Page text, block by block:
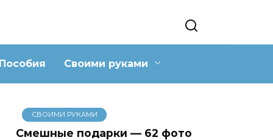
Пособия Своими руками
СВОИМИ РУКАМИ
Смешные подарки — 62 фото